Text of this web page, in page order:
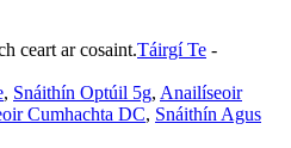
ceart ar cosaint.Táirgí Te -
, Snáithín Optúil 5g, Anailíseoir
Cumhachta DC, Snáithín Agus